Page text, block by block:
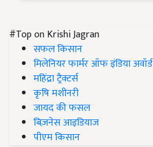
#Top on Krishi Jagran
सफल किसान
मिलेनियर फार्मर ऑफ इंडिया अवॉर्ड
महिंद्रा ट्रैक्टर्स
कृषि मशीनरी
जायद की फसल
बिज़नेस आइडियाज
पीएम किसान